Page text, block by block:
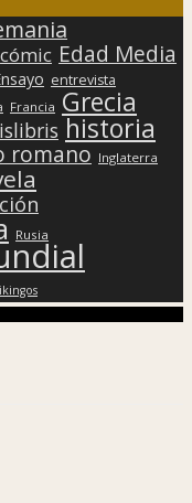
cómic Edad Media
entrevista
Francia Grecia
historia
romano Inglaterra
Rusia